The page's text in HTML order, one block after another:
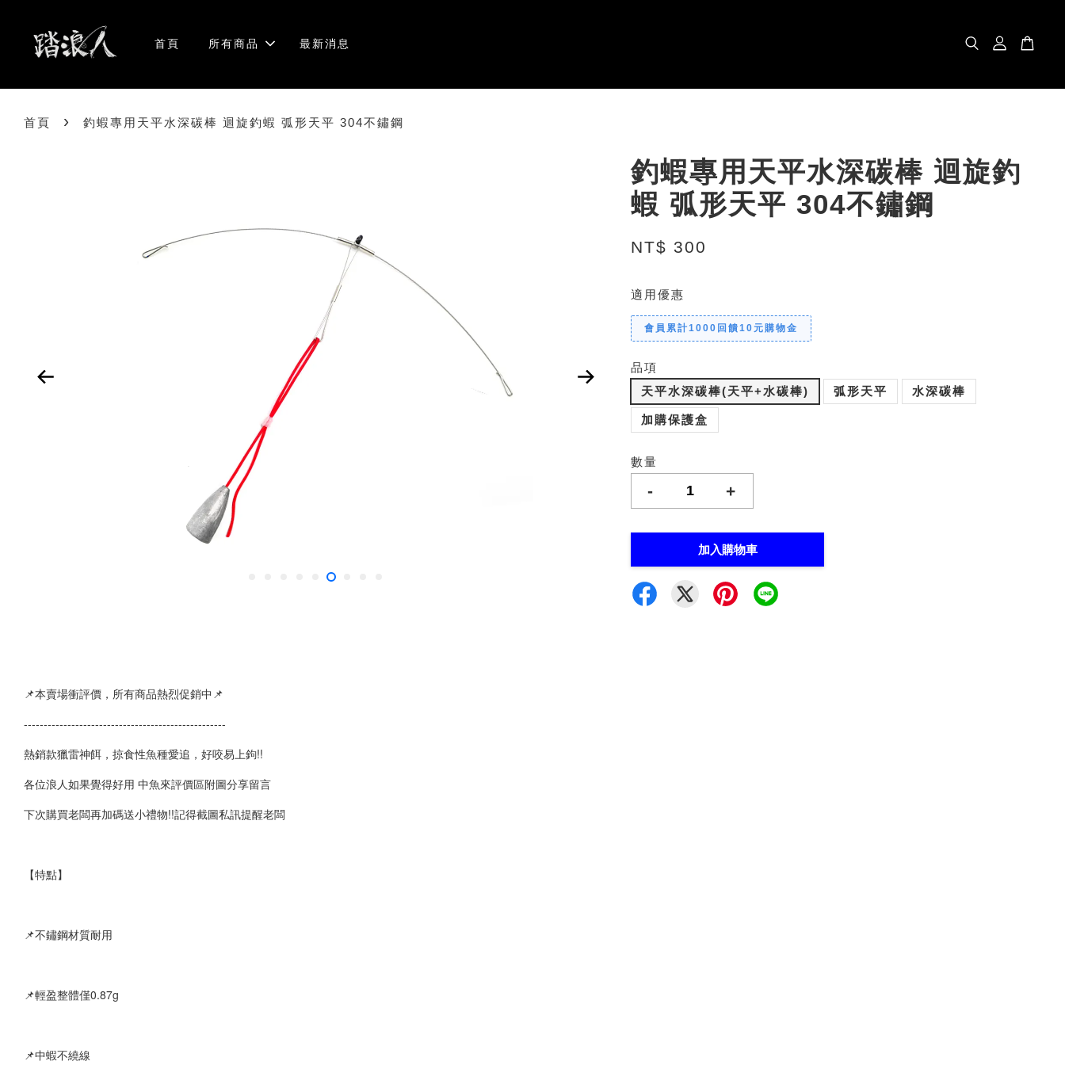
首頁 所有商品 最新消息
首頁 › 釣蝦專用天平水深碳棒 迴旋釣蝦 弧形天平 304不鏽鋼
釣蝦專用天平水深碳棒 迴旋釣
蝦 弧形天平 304不鏽鋼
NT$ 300
適用優惠
會員累計1000回饋10元購物金
品項
天平水深碳棒(天平+水碳棒)
弧形天平 水深碳棒
加購保護盒
數量
- +
加入購物車
📌本賣場衝評價，所有商品熱烈促銷中📌
---------------------------------------------------
熱銷款獵雷神餌，掠食性魚種愛追，好咬易上鉤!!
各位浪人如果覺得好用 中魚來評價區附圖分享留言
下次購買老闆再加碼送小禮物!!記得截圖私訊提醒老闆
【特點】
📌不鏽鋼材質耐用
📌輕盈整體僅0.87g
📌中蝦不繞線